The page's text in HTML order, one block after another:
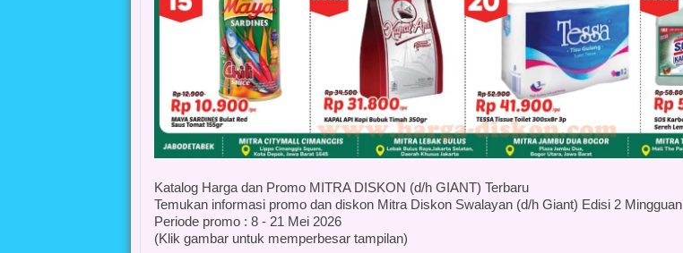
Katalog Harga dan Promo MITRA DISKON (d/h GIANT) Terbaru
Temukan informasi promo dan diskon Mitra Diskon Swalayan (d/h Giant) Edisi 2 Mingguan
Periode promo : 8 - 21 Mei 2026
(Klik gambar untuk memperbesar tampilan)